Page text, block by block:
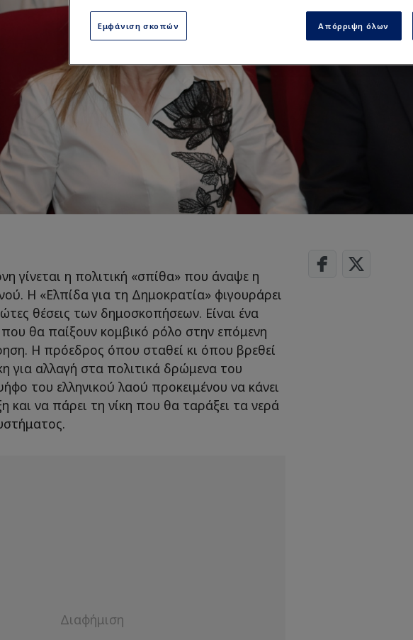
γίνεται η πολιτική «σπίθα» που άναψε η
Η «Ελπίδα για τη Δημοκρατία» φιγουράρει
θέσεις των δημοσκοπήσεων. Είναι ένα
θα παίξουν κομβικό ρόλο στην επόμενη
Η πρόεδρος όπου σταθεί κι όπου βρεθεί
για αλλαγή στα πολιτικά δρώμενα του
του ελληνικού λαού προκειμένου να κάνει
και να πάρει τη νίκη που θα ταράξει τα νερά
Εμφάνιση σκοπών Απόρριψη όλων